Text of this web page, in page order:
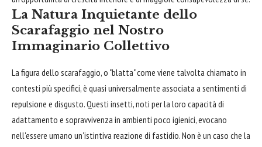
La Natura Inquietante dello
Scarafaggio nel Nostro
Immaginario Collettivo
La figura dello scarafaggio, o "blatta" come viene talvolta chiamato in
contesti più specifici, è quasi universalmente associata a sentimenti di
repulsione e disgusto. Questi insetti, noti per la loro capacità di
adattamento e sopravvivenza in ambienti poco igienici, evocano
nell'essere umano un'istintiva reazione di fastidio. Non è un caso che la